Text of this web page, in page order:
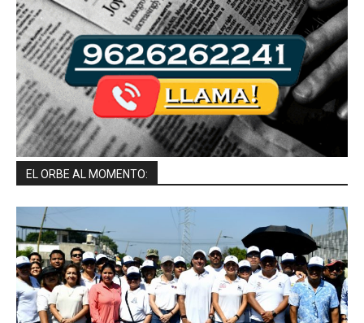
EL ORBE AL MOMENTO: